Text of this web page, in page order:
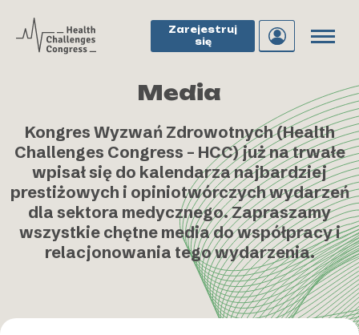
Zarejestruj
się
Media
Kongres Wyzwań Zdrowotnych (Health
Challenges Congress – HCC) już na trwałe
wpisał się do kalendarza najbardziej
prestiżowych i opiniotwórczych wydarzeń
dla sektora medycznego. Zapraszamy
wszystkie chętne media do współpracy i
relacjonowania tego wydarzenia.